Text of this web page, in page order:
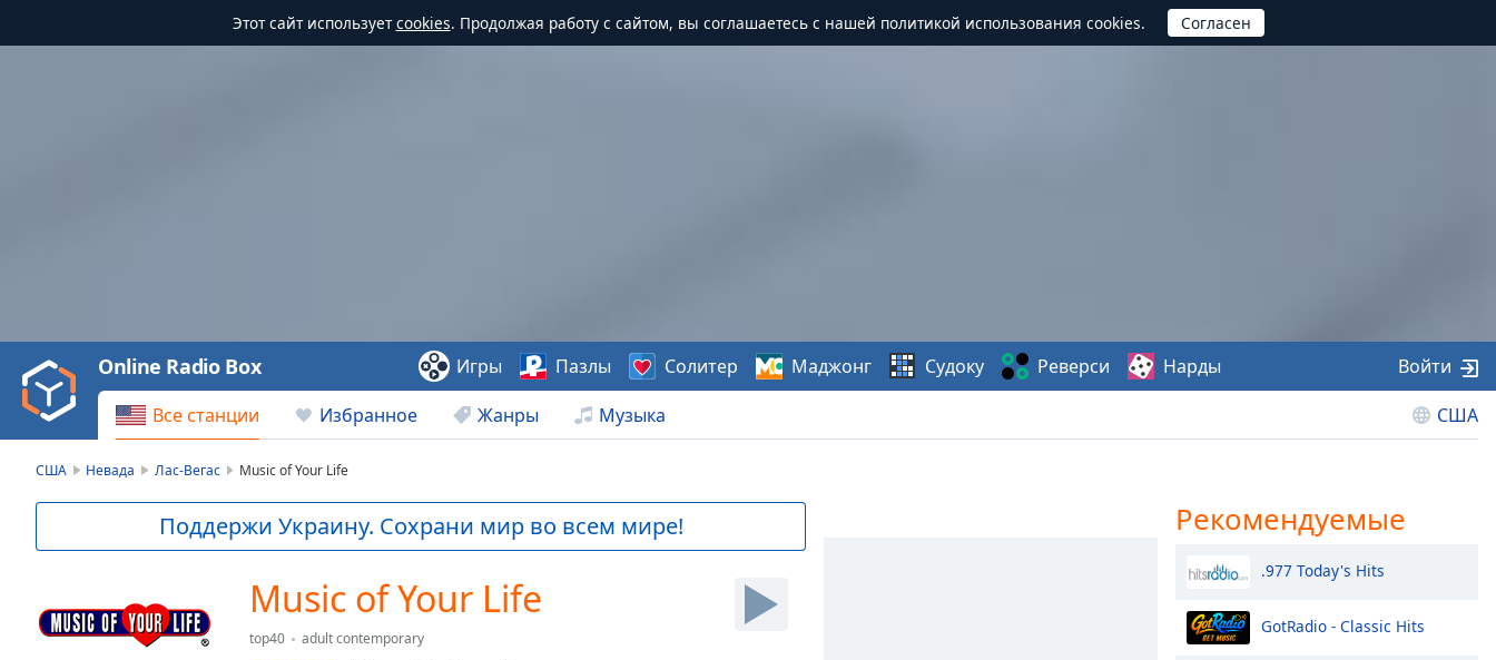
Этот сайт используетcookies. Продолжая работу с сайтом, вы соглашаетесь с нашей политикой использования cookies.
Video
Play
Backward
Skip
Current
Loaded:
0.00%
Все станции Избранное Жанры Музыка США
Online Radio Box Игры Пазлы Солитер Маджонг Судоку Реверси Нарды Войти
США Невада Лас-Вегас Music of Your Life
Поддержи Украину. Сохрани мир во всем мире!
Music of Your Life
top40
adult contemporary
Рекомендуемые
.977 Today's Hits
GotRadio - Classic Hits